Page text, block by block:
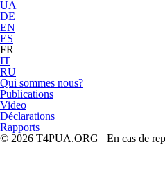
UA
DE
EN
ES
FR
IT
RU
Qui sommes nous?
Publications
Video
Déclarations
Rapports
© 2026 T4PUA.ORG En cas de